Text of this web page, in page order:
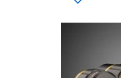
명 과학이나